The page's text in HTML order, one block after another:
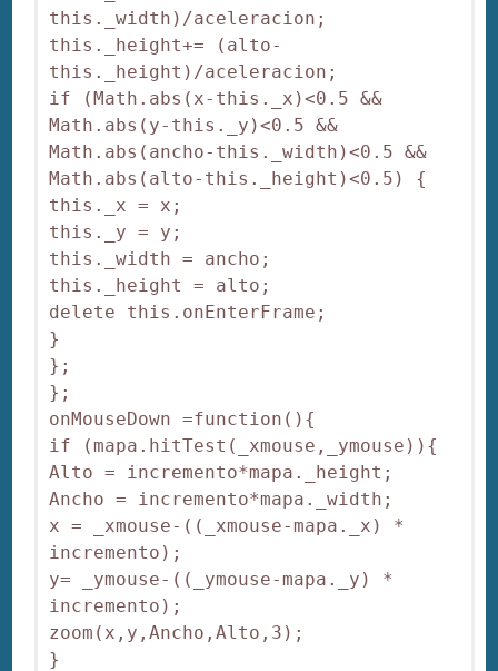
this._width)/aceleracion;
this._height+= (alto-
this._height)/aceleracion;
if (Math.abs(x-this._x)<0.5 &&
Math.abs(y-this._y)<0.5 &&
Math.abs(ancho-this._width)<0.5 &&
Math.abs(alto-this._height)<0.5) {
this._x = x;
this._y = y;
this._width = ancho;
this._height = alto;
delete this.onEnterFrame;
}
};
};
onMouseDown =function(){
if (mapa.hitTest(_xmouse,_ymouse)){
Alto = incremento*mapa._height;
Ancho = incremento*mapa._width;
x = _xmouse-((_xmouse-mapa._x) *
incremento);
y= _ymouse-((_ymouse-mapa._y) *
incremento);
zoom(x,y,Ancho,Alto,3);
}